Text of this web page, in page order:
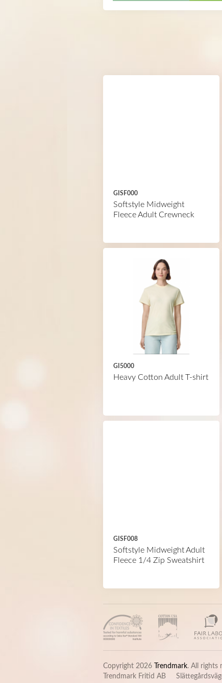
GISF000
Softstyle Midweight
Fleece Adult Crewneck
GI5000
Heavy Cotton Adult T-shirt
GISF008
Softstyle Midweight Adult
Fleece 1/4 Zip Sweatshirt
Copyright 2026 Trendmark. All rights
Trendmark Fritid AB